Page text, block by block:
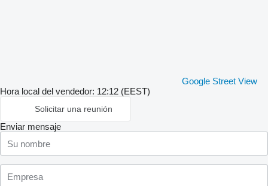
Google Street View
Hora local del vendedor: 12:12 (EEST)
Solicitar una reunión
Enviar mensaje